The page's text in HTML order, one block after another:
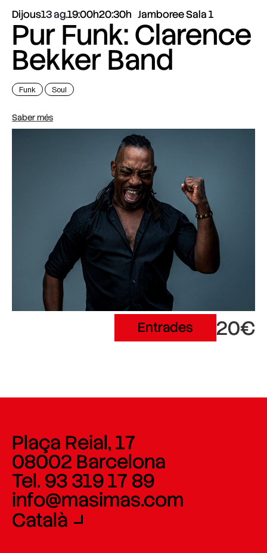
Dijous13 ag.19:00h20:30h Jamboree Sala 1
Pur Funk: Clarence
Bekker Band
Funk Soul
Saber més
Entrades 20€
Plaça Reial, 17
08002 Barcelona
Tel. 93 319 17 89
info@masimas.com
Català